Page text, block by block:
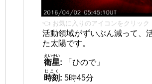
👈 お気に入りのアイコンをクリック
活動領域がずいぶん減って、
た太陽です。
衛星
えいせい
:
「ひので」
時刻
じこく
: 5時45分